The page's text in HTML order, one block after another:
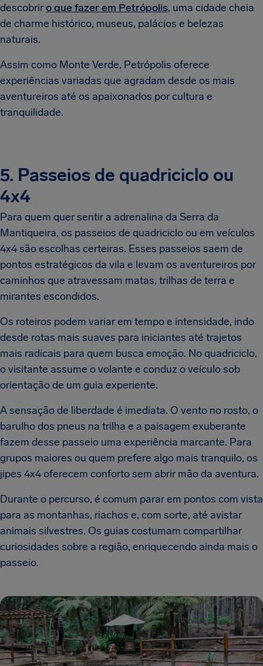
descobriro que fazer em Petrópolis, uma cidade cheia
de charme histórico, museus, palácios e belezas
naturais.
Assim como Monte Verde, Petrópolis oferece
experiências variadas que agradam desde os mais
aventureiros até os apaixonados por cultura e
tranquilidade.
5. Passeios de quadriciclo ou
4x4
Para quem quer sentir a adrenalina da Serra da
Mantiqueira, os passeios de quadriciclo ou em veículos
4x4 são escolhas certeiras. Esses passeios saem de
pontos estratégicos da vila e levam os aventureiros por
caminhos que atravessam matas, trilhas de terra e
mirantes escondidos.
Os roteiros podem variar em tempo e intensidade, indo
desde rotas mais suaves para iniciantes até trajetos
mais radicais para quem busca emoção. No quadriciclo,
o visitante assume o volante e conduz o veículo sob
orientação de um guia experiente.
A sensação de liberdade é imediata. O vento no rosto, o
barulho dos pneus na trilha e a paisagem exuberante
fazem desse passeio uma experiência marcante. Para
grupos maiores ou quem prefere algo mais tranquilo, os
jipes 4x4 oferecem conforto sem abrir mão da aventura.
Durante o percurso, é comum parar em pontos com vista
para as montanhas, riachos e, com sorte, até avistar
animais silvestres. Os guias costumam compartilhar
curiosidades sobre a região, enriquecendo ainda mais o
passeio.